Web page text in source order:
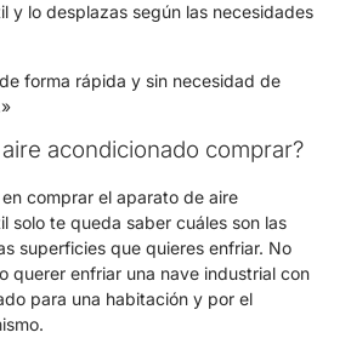
y lo desplazas según las necesidades
forma rápida y sin necesidad de
acondicionado comprar?
comprar el aparato de aire
solo te queda saber cuáles son las
superficies que quieres enfriar. No
querer enfriar una nave industrial con
para una habitación y por el